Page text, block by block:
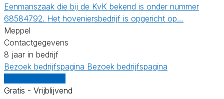
Eenmanszaak die bij de KvK bekend is onder nummer
68584792. Het hoveniersbedrijf is opgericht op…
Meppel
Contactgegevens
8 jaar in bedrijf
Bezoek bedrijfspagina Bezoek bedrijfspagina
Gratis - Vrijblijvend